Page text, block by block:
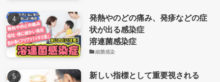
発熱やのどの痛み、発疹などの症
状が出る感染症
溶連菌感染症
細菌感染
新しい指標として重要視される